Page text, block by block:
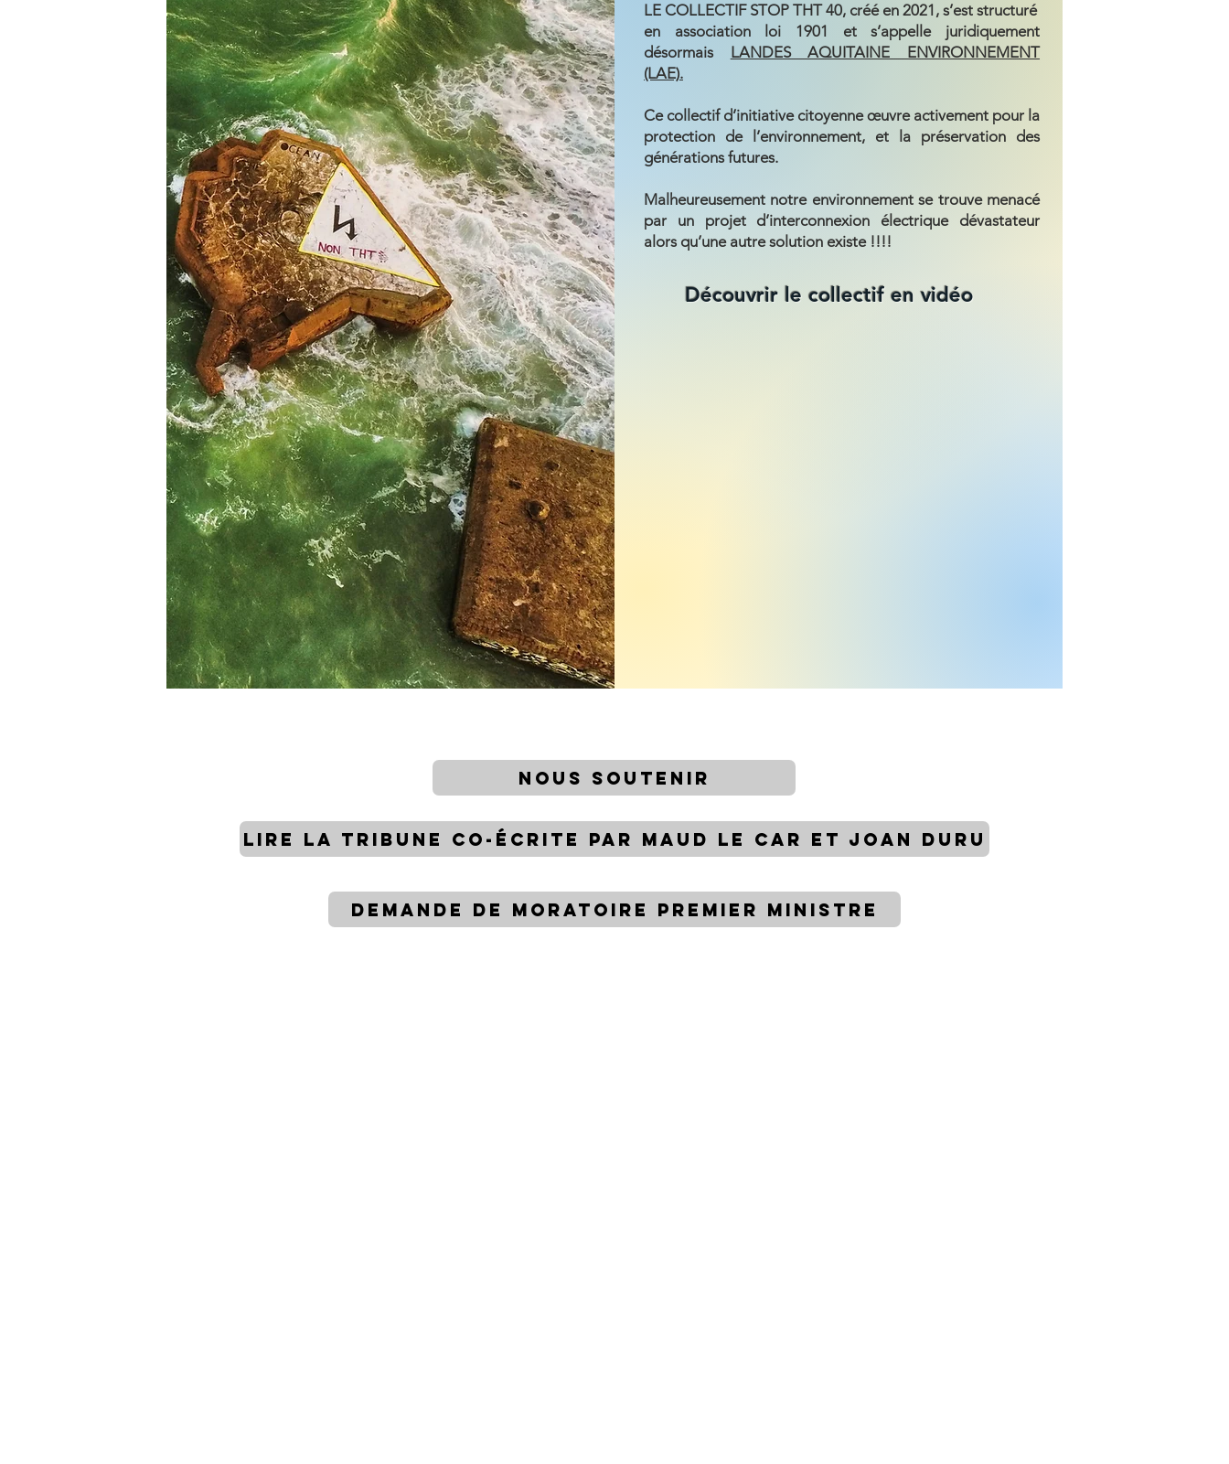
LE COLLECTIF STOP THT 40, créé en 2021, s’est structuré
en association loi 1901 et s’appelle juridiquement
désormais
LANDES AQUITAINE ENVIRONNEMENT
(LAE).
Ce collectif d’initiative citoyenne œuvre activement pour la
protection de l’environnement, et la préservation des
générations futures.
Malheureusement notre environnement se trouve menacé
par un projet d’interconnexion électrique dévastateur
alors qu’une autre solution existe !!!!
Découvrir le collectif en vidéo
NOUS SOUTENIR
LIRE LA TRIBUNE CO-ÉCRITE PAR MAUD LE CAR ET JOAN DURU
DEMANDE DE MORATOIRE PREMIER MINISTRE